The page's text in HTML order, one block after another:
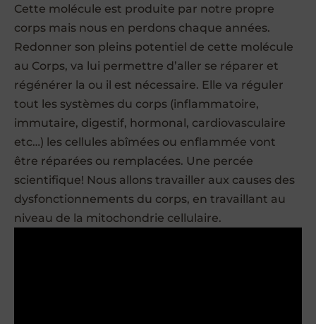
Cette molécule est produite par notre propre
corps mais nous en perdons chaque années.
Redonner son pleins potentiel de cette molécule
au Corps, va lui permettre d’aller se réparer et
régénérer la ou il est nécessaire. Elle va réguler
tout les systèmes du corps (inflammatoire,
immutaire, digestif, hormonal, cardiovasculaire
etc…) les cellules abîmées ou enflammée vont
être réparées ou remplacées. Une percée
scientifique! Nous allons travailler aux causes des
dysfonctionnements du corps, en travaillant au
niveau de la mitochondrie cellulaire.